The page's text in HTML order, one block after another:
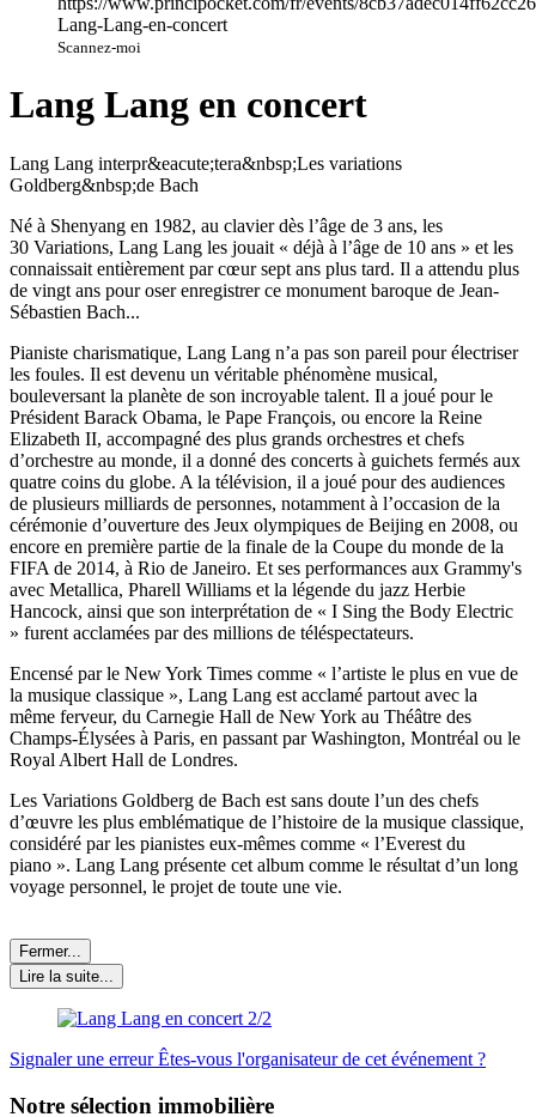
Scannez-moi
Lang Lang en concert
Lang Lang interpr&eacute;tera&nbsp;Les variations
Goldberg&nbsp;de Bach
Né à Shenyang en 1982, au clavier dès l’âge de 3 ans, les
30 Variations, Lang Lang les jouait « déjà à l’âge de 10 ans » et les
connaissait entièrement par cœur sept ans plus tard. Il a attendu plus
de vingt ans pour oser enregistrer ce monument baroque de Jean-
Sébastien Bach...
Pianiste charismatique, Lang Lang n’a pas son pareil pour électriser
les foules. Il est devenu un véritable phénomène musical,
bouleversant la planète de son incroyable talent. Il a joué pour le
Président Barack Obama, le Pape François, ou encore la Reine
Elizabeth II, accompagné des plus grands orchestres et chefs
d’orchestre au monde, il a donné des concerts à guichets fermés aux
quatre coins du globe. A la télévision, il a joué pour des audiences
de plusieurs milliards de personnes, notamment à l’occasion de la
cérémonie d’ouverture des Jeux olympiques de Beijing en 2008, ou
encore en première partie de la finale de la Coupe du monde de la
FIFA de 2014, à Rio de Janeiro. Et ses performances aux Grammy's
avec Metallica, Pharell Williams et la légende du jazz Herbie
Hancock, ainsi que son interprétation de « I Sing the Body Electric
» furent acclamées par des millions de téléspectateurs.
Encensé par le New York Times comme « l’artiste le plus en vue de
la musique classique », Lang Lang est acclamé partout avec la
même ferveur, du Carnegie Hall de New York au Théâtre des
Champs-Élysées à Paris, en passant par Washington, Montréal ou le
Royal Albert Hall de Londres.
Les Variations Goldberg de Bach est sans doute l’un des chefs
d’œuvre les plus emblématique de l’histoire de la musique classique,
considéré par les pianistes eux-mêmes comme « l’Everest du
piano ». Lang Lang présente cet album comme le résultat d’un long
voyage personnel, le projet de toute une vie.
Fermer...
Lire la suite...
Signaler une erreurÊtes-vous l'organisateur de cet événement ?
Notre sélection immobilière